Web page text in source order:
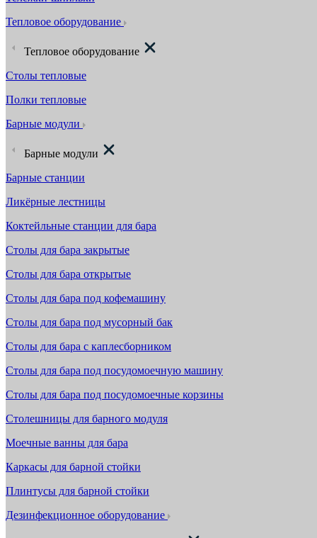
Тепловое оборудование
Тепловое оборудование
Столы тепловые
Полки тепловые
Барные модули
Барные модули
Барные станции
Ликёрные лестницы
Коктейльные станции для бара
Столы для бара закрытые
Столы для бара открытые
Столы для бара под кофемашину
Столы для бара под мусорный бак
Столы для бара с каплесборником
Столы для бара под посудомоечную машину
Столы для бара под посудомоечные корзины
Столешницы для барного модуля
Моечные ванны для бара
Каркасы для барной стойки
Плинтусы для барной стойки
Дезинфекционное оборудование